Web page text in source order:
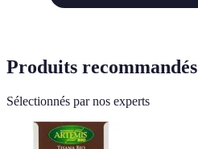
Produits recommandés
Sélectionnés par nos experts